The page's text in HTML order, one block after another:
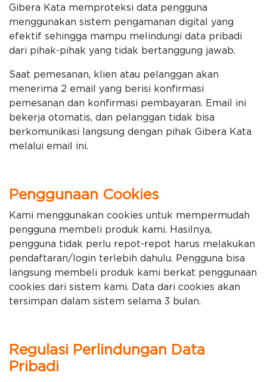
Gibera Kata memproteksi data pengguna
menggunakan sistem pengamanan digital yang
efektif sehingga mampu melindungi data pribadi
dari pihak-pihak yang tidak bertanggung jawab.
Saat pemesanan, klien atau pelanggan akan
menerima 2 email yang berisi konfirmasi
pemesanan dan konfirmasi pembayaran. Email ini
bekerja otomatis, dan pelanggan tidak bisa
berkomunikasi langsung dengan pihak Gibera Kata
melalui email ini.
Penggunaan Cookies
Kami menggunakan cookies untuk mempermudah
pengguna membeli produk kami. Hasilnya,
pengguna tidak perlu repot-repot harus melakukan
pendaftaran/login terlebih dahulu. Pengguna bisa
langsung membeli produk kami berkat penggunaan
cookies dari sistem kami. Data dari cookies akan
tersimpan dalam sistem selama 3 bulan.
Regulasi Perlindungan Data
Pribadi